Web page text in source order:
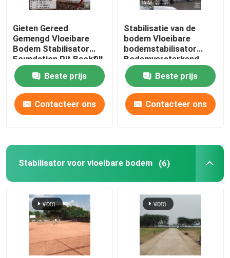
Waterflocculanten
Waterhoudend middel
Grafeen bodemstabilisator
Gieten Gereed
Gemengd Vloeibare
Bodem Stabilisator
Foundation Pit Backfill
Bodem Stabilisatie
Beste prijs
Contacteer ons
Stabilisatie van de
bodem Vloeibare
bodemstabilisator
Bodemversterkend
middel
Beste prijs
Contacteer ons
Stabilisator voor vloeibare bodem (6)